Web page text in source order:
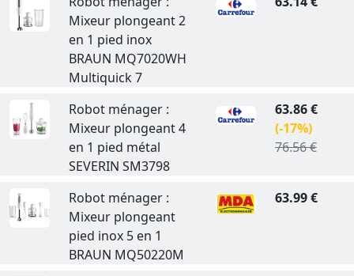
Mixeur plongeant 2
en 1 pied inox
BRAUN MQ7020WH
Multiquick 7
Robot ménager :
Mixeur plongeant 4
en 1 pied métal
SEVERIN SM3798
63.86 €
(-17%)
76.56 €
Robot ménager :
Mixeur plongeant
pied inox 5 en 1
BRAUN MQ50220M
63.99 €